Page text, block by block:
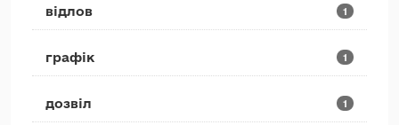
відлов 1
графік 1
дозвіл 1